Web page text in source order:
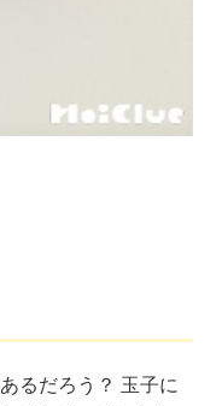
るだろう？ 玉子に